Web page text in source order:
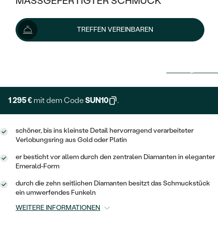
KLASSISCH
V-FORM
VINTAGE
AUSSERGEWÖHNLICHE
MIT MEHREREN DIAMANTEN
HALO
VINTAGE
AUSSERGEWÖHNLICH
GESTALTE EINEN RING
WÄHLE EINEN RING
DIAMANTEN ZUM EINFASSEN
AUSVERKAUF
WENN SCHMUCK HILFT
OHRRINGE
RINGE
ANHÄNGER / KETTEN
ARMBÄNDER
SCHMUCKSET
HERRENSCHMUCK
PLATIN
OHRSTECKER
MINIMALISTISCHE
OHRHÄNGER
SOLITÄR
HERZ
GOLD
SILBER
NACH STYL
SOLITÄR
ZUR GEBURT EINES KINDES
PERSONALISIERT
MIT STERNZEICHEN
MINIMALISTISCH
AUSVERKAUF
SILBER
MINIMALISTISCHE
TREFFEN VEREINBAREN
1 439 €
1 295 € mit dem CodeSUN10 .
schöner, bis ins kleinste Detail hervorragend verarbeiteter
Verlobungsring aus Gold oder Platin
er besticht vor allem durch den zentralen Diamanten in eleganter
Emerald-Form
durch die zehn seitlichen Diamanten besitzt das Schmuckstück
ein umwerfendes Funkeln
WEITERE INFORMATIONEN